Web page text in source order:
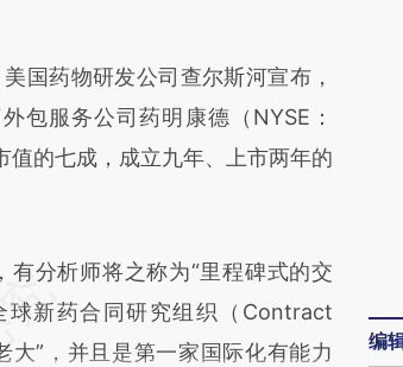
药物研发公司查尔斯河宣布，
包服务公司药明康德（NYSE：
的七成，成立九年、上市两年的
分析师将之称为“里程碑式的交
新药合同研究组织（Contract
”，并且是第一家国际化有能力
编